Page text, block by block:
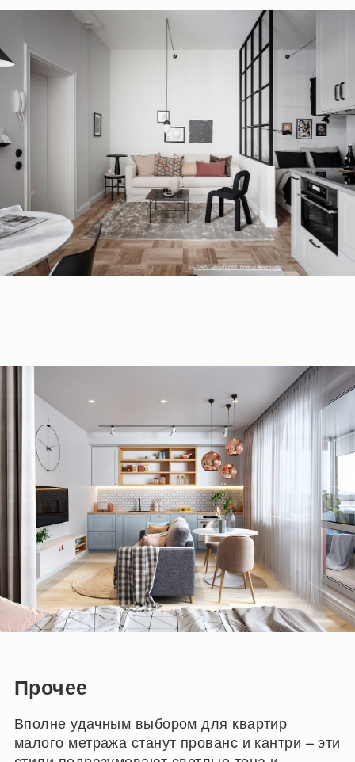
Прочее
Вполне удачным выбором для квартир
малого метража станут прованс и кантри – эти